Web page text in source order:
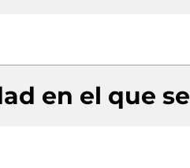
en el que